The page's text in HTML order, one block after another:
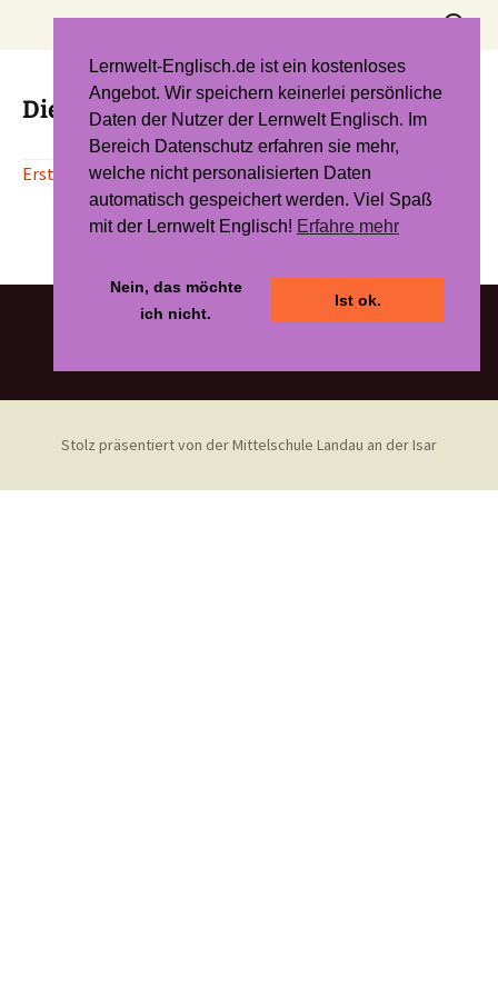
Suchen
Die unsichtbare Welt des Schalles
Erstellt mit der revolutionären KI von to_teach!
Stolz präsentiert von der Mittelschule Landau an der Isar
Lernwelt-Englisch.de ist ein kostenloses
Angebot. Wir speichern keinerlei persönliche
Daten der Nutzer der Lernwelt Englisch. Im
Bereich Datenschutz erfahren sie mehr,
welche nicht personalisierten Daten
automatisch gespeichert werden. Viel Spaß
mit der Lernwelt Englisch! Erfahre mehr
Nein, das möchte
ich nicht.
Ist ok.